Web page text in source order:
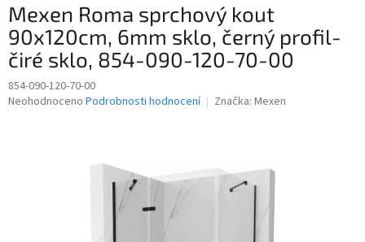
Mexen Roma sprchový kout
90x120cm, 6mm sklo, černý profil-
čiré sklo, 854-090-120-70-00
854-090-120-70-00
Průměrné
Neohodnoceno Podrobnosti hodnocení Značka: Mexen